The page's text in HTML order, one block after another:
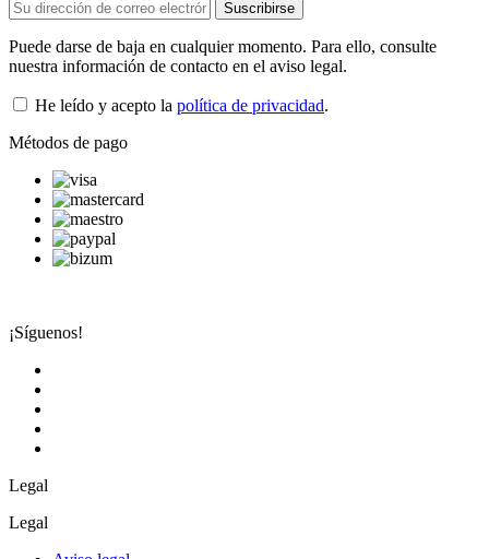
Puede darse de baja en cualquier momento. Para ello, consulte
nuestra información de contacto en el aviso legal.
He leído y acepto la política de privacidad.
Métodos de pago
¡Síguenos!
Legal
Legal